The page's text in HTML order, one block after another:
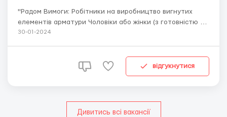
"Радом Вимоги: Робітники на виробництво вигнутих
елементів арматури Чоловіки або жінки (з готовністю до
фізичної роботи) від 20 до 50 років, польська мова на
металевих прутів. Складати в пачк...
30-01-2024
відгукнутися
Дивитись всі вакансії